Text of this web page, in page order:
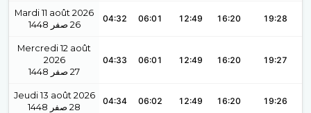
Mardi 11 août 2026
1448 صفر 26
04:32 06:01 12:49 16:20 19:28
Mercredi 12 août
2026
1448 صفر 27
04:33 06:01 12:49 16:20 19:27
Jeudi 13 août 2026
1448 صفر 28
04:34 06:02 12:49 16:20 19:26